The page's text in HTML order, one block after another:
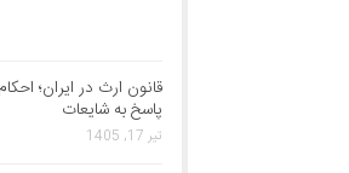
قانون ارث در ایران؛
پاسخ به شایعات
تیر 17, 1405